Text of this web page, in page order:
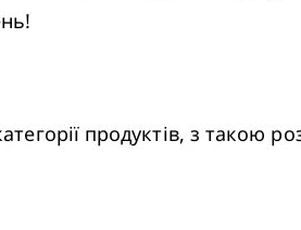
продуктів, з такою